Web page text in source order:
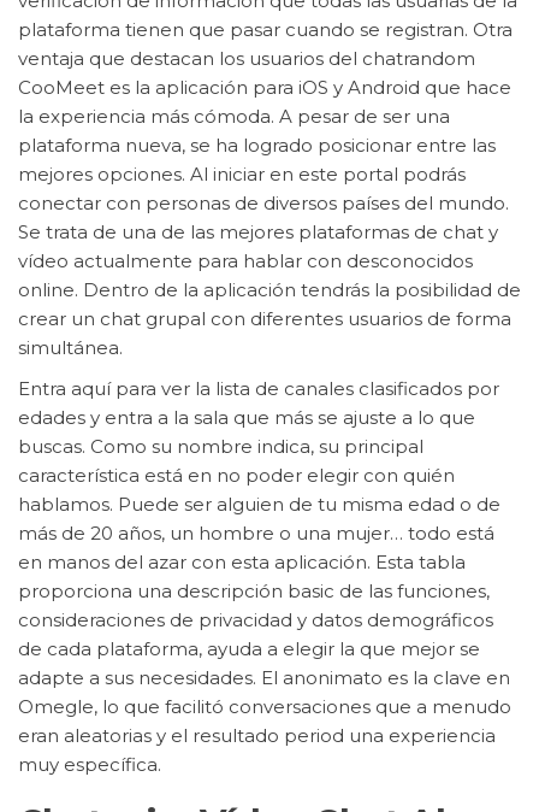
plataforma tienen que pasar cuando se registran. Otra
ventaja que destacan los usuarios del chatrandom
CooMeet es la aplicación para iOS y Android que hace
la experiencia más cómoda. A pesar de ser una
plataforma nueva, se ha logrado posicionar entre las
mejores opciones. Al iniciar en este portal podrás
conectar con personas de diversos países del mundo.
Se trata de una de las mejores plataformas de chat y
vídeo actualmente para hablar con desconocidos
online. Dentro de la aplicación tendrás la posibilidad de
crear un chat grupal con diferentes usuarios de forma
simultánea.
Entra aquí para ver la lista de canales clasificados por
edades y entra a la sala que más se ajuste a lo que
buscas. Como su nombre indica, su principal
característica está en no poder elegir con quién
hablamos. Puede ser alguien de tu misma edad o de
más de 20 años, un hombre o una mujer… todo está
en manos del azar con esta aplicación. Esta tabla
proporciona una descripción basic de las funciones,
consideraciones de privacidad y datos demográficos
de cada plataforma, ayuda a elegir la que mejor se
adapte a sus necesidades. El anonimato es la clave en
Omegle, lo que facilitó conversaciones que a menudo
eran aleatorias y el resultado period una experiencia
muy específica.